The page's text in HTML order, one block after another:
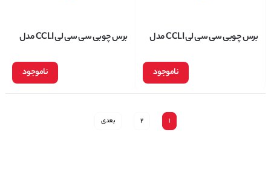
برس چوبی سی سی لی CCLI مدل
ناموجود
برس چوبی سی سی لی CCLI مدل
ناموجود
1
2 بعدی